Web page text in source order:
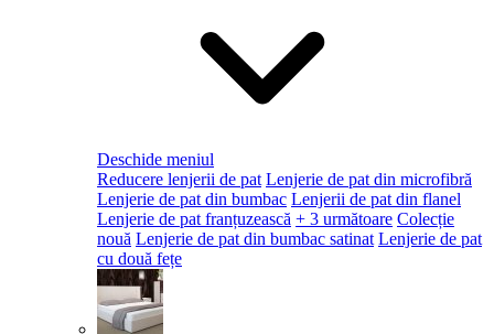
Deschide meniul
Reducere lenjerii de pat Lenjerie de pat din microfibră
Lenjerie de pat din bumbac Lenjerii de pat din flanel
Lenjerie de pat franțuzească + 3 următoare Colecție
nouă Lenjerie de pat din bumbac satinat Lenjerie de pat
cu două fețe